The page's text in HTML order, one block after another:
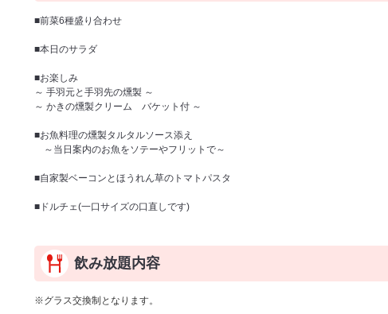
■前菜6種盛り合わせ
■本日のサラダ
■お楽しみ
～ 手羽元と手羽先の燻製 ～
～ かきの燻製クリーム バケット付 ～
■お魚料理の燻製タルタルソース添え
～当日案内のお魚をソテーやフリットで～
■自家製ベーコンとほうれん草のトマトパスタ
■ドルチェ(一口サイズの口直しです)
飲み放題内容
※グラス交換制となります。